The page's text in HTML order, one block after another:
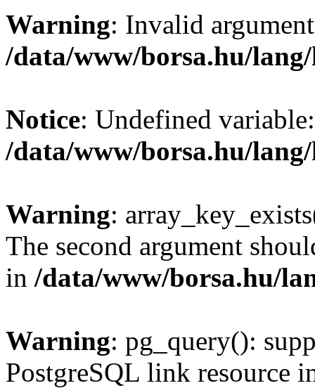
Warning: Invalid
/data/www/borsa.hu/
Notice: Undefined
/data/www/borsa.hu/
Warning:
The second argument
in /data/www/borsa.hu/
Warning: pg_query():
PostgreSQL link resource